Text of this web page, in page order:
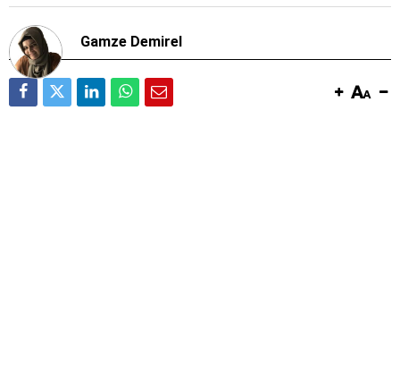
Gamze Demirel